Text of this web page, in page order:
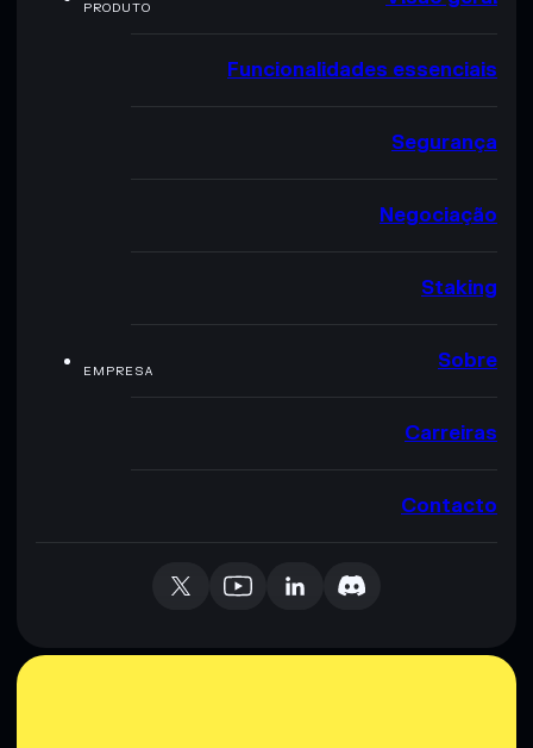
PRODUTO
Funcionalidades essenciais
Segurança
Negociação
Staking
EMPRESA Sobre
Carreiras
Contacto